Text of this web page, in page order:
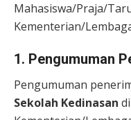
Mahasiswa/Praja/
Kementerian/
1. Pengumuman
Pengumuman
Sekolah Kedinasan